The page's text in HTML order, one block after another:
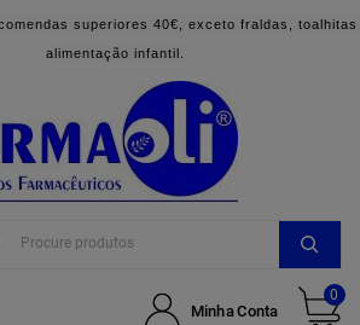
superiores 40€, exceto fraldas, toalhitas
alimentação infantil.
Minha Conta
0